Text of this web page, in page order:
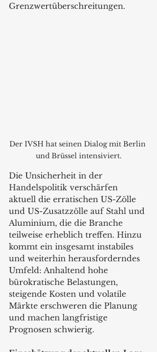
Grenzwertüberschreitungen.
Der IVSH hat seinen Dialog mit Berlin
und Brüssel intensiviert.
Die Unsicherheit in der
Handelspolitik verschärfen
aktuell die erratischen US-Zölle
und US-Zusatzzölle auf Stahl und
Aluminium, die die Branche
teilweise erheblich treffen. Hinzu
kommt ein insgesamt instabiles
und weiterhin herausforderndes
Umfeld: Anhaltend hohe
bürokratische Belastungen,
steigende Kosten und volatile
Märkte erschweren die Planung
und machen langfristige
Prognosen schwierig.